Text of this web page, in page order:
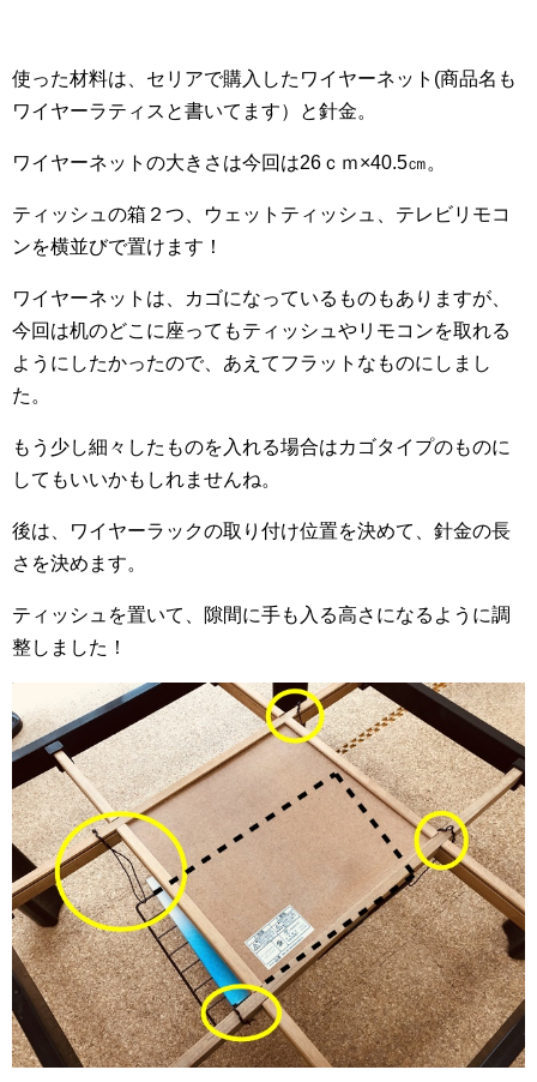
使った材料は、セリアで購入したワイヤーネット(商品名も
ワイヤーラティスと書いてます）と針金。
ワイヤーネットの大きさは今回は26ｃｍ×40.5㎝。
ティッシュの箱２つ、ウェットティッシュ、テレビリモコ
ンを横並びで置けます！
ワイヤーネットは、カゴになっているものもありますが、
今回は机のどこに座ってもティッシュやリモコンを取れる
ようにしたかったので、あえてフラットなものにしまし
た。
もう少し細々したものを入れる場合はカゴタイプのものに
してもいいかもしれませんね。
後は、ワイヤーラックの取り付け位置を決めて、針金の長
さを決めます。
ティッシュを置いて、隙間に手も入る高さになるように調
整しました！